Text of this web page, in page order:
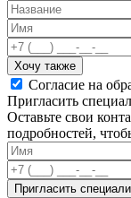
Хочу также
Согласие на
Пригласить
Оставьте свои
подробностей,
Пригласить